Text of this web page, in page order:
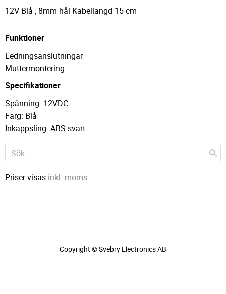
12V Blå , 8mm hål Kabellängd 15 cm
Funktioner
Ledningsanslutningar
Muttermontering
Specifikationer
Spänning: 12VDC
Färg: Blå
Inkappsling: ABS svart
Priser visas inkl. moms
Copyright © Svebry Electronics AB